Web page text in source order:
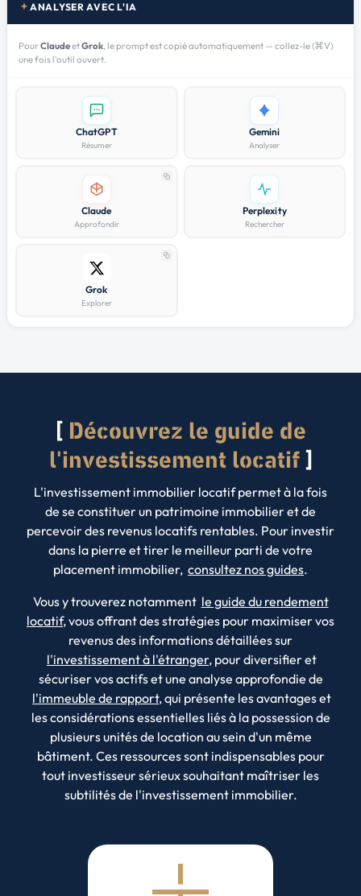
ANALYSER AVEC L'IA
PourClaudeetGrok, le prompt est copié automatiquement — collez-le (⌘V)
une fois l'outil ouvert.
ChatGPT
Résumer
Gemini
Analyser
Claude
Approfondir
Perplexity
Rechercher
Grok
Explorer
Découvrez le guide de
l'investissement locatif
L'investissement immobilier locatif permet à la fois
de se constituer un patrimoine immobilier et de
percevoir des revenus locatifs rentables. Pour investir
dans la pierre et tirer le meilleur parti de votre
placement immobilier, consultez nos guides.
Vous y trouverez notamment le guide du rendement
locatif, vous offrant des stratégies pour maximiser vos
revenus des informations détaillées sur
l'investissement à l'étranger, pour diversifier et
sécuriser vos actifs et une analyse approfondie de
l'immeuble de rapport, qui présente les avantages et
les considérations essentielles liés à la possession de
plusieurs unités de location au sein d'un même
bâtiment. Ces ressources sont indispensables pour
tout investisseur sérieux souhaitant maîtriser les
subtilités de l'investissement immobilier.